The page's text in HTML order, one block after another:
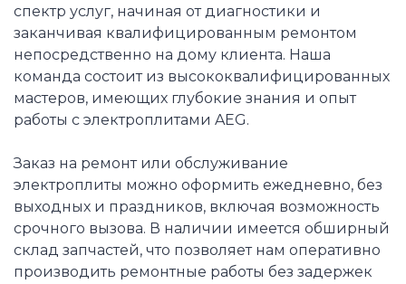
спектр услуг, начиная от диагностики и
заканчивая квалифицированным ремонтом
непосредственно на дому клиента. Наша
команда состоит из высококвалифицированных
мастеров, имеющих глубокие знания и опыт
работы с электроплитами AEG.
Заказ на ремонт или обслуживание
электроплиты можно оформить ежедневно, без
выходных и праздников, включая возможность
срочного вызова. В наличии имеется обширный
склад запчастей, что позволяет нам оперативно
производить ремонтные работы без задержек